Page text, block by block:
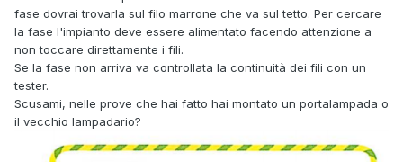
fase dovrai trovarla sul filo marrone che va sul tetto. Per cercare
la fase l'impianto deve essere alimentato facendo attenzione a
non toccare direttamente i fili.
Se la fase non arriva va controllata la continuità dei fili con un
tester.
Scusami, nelle prove che hai fatto hai montato un portalampada o
il vecchio lampadario?